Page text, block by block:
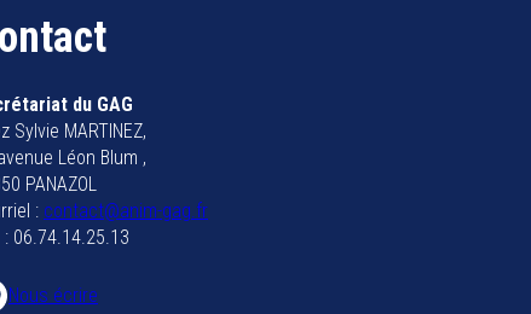
du GAG
Sylvie MARTINEZ,
Léon Blum ,
PANAZOL
: contact@anim-gag.fr
: 06.74.14.25.13
Nous écrire